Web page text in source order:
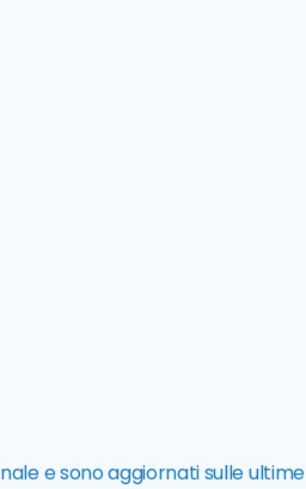
e sono aggiornati sulle